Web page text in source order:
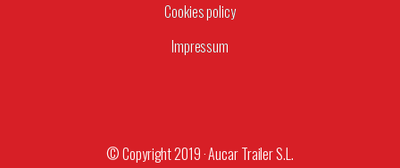
Cookies policy
Impressum
© Copyright 2019 · Aucar Trailer S.L.